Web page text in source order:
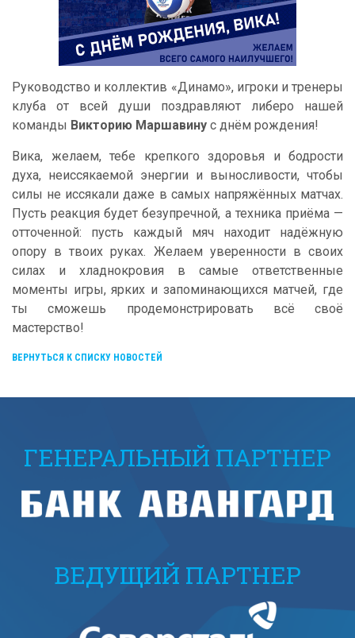
Руководство и коллектив «Динамо», игроки и тренеры
клуба от всей души поздравляют либеро нашей
команды Викторию Маршавину с днём рождения!
Вика, желаем, тебе крепкого здоровья и бодрости
духа, неиссякаемой энергии и выносливости, чтобы
силы не иссякали даже в самых напряжённых матчах.
Пусть реакция будет безупречной, а техника приёма —
отточенной: пусть каждый мяч находит надёжную
опору в твоих руках. Желаем уверенности в своих
силах и хладнокровия в самые ответственные
моменты игры, ярких и запоминающихся матчей, где
ты сможешь продемонстрировать всё своё
мастерство!
ВЕРНУТЬСЯ К СПИСКУ НОВОСТЕЙ
ГЕНЕРАЛЬНЫЙ ПАРТНЕР
ВЕДУЩИЙ ПАРТНЕР